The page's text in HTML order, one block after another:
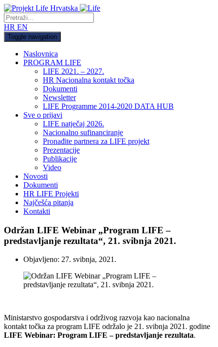
HR EN
Toggle navigation
Naslovnica
PROGRAM LIFE
LIFE 2021. – 2027.
HR Nacionalna kontakt točka
Dokumenti
Newsletter
LIFE Programme 2014-2020 DATA HUB
Sve o prijavi
LIFE natječaj 2026.
Nacionalno sufinanciranje
Pronađite partnera za LIFE projekt
Prezentacije
Publikacije
Video
Novosti
Dokumenti
HR LIFE Projekti
Najčešća pitanja
Kontakti
Održan LIFE Webinar „Program LIFE –
predstavljanje rezultata“, 21. svibnja 2021.
Objavljeno: 27. svibnja, 2021.
Ministarstvo gospodarstva i održivog razvoja kao nacionalna
kontakt točka za program LIFE održalo je 21. svibnja 2021. godine
LIFE Webinar: Program LIFE – predstavljanje rezultata.